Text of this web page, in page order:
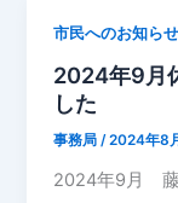
市民へのお知らせ
2024年9月
した
事務局/2024年8
2024年9月